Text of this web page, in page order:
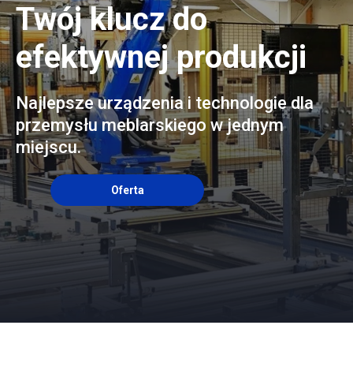
Twój klucz do
efektywnej produkcji
Najlepsze urządzenia i technologie dla
przemysłu meblarskiego w jednym
miejscu.
Oferta